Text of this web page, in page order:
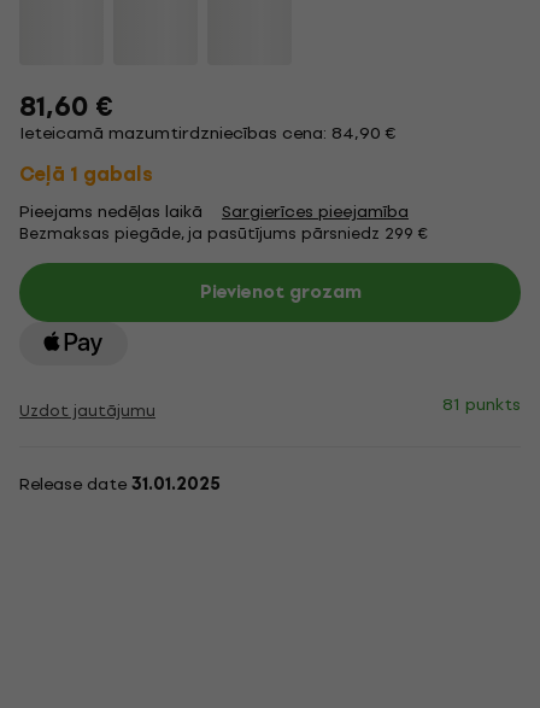
81,60 €
Ieteicamā mazumtirdzniecības cena: 84,90 €
Ceļā 1 gabals
Pieejams nedēļas laikā Sargierīces pieejamība
Bezmaksas piegāde, ja pasūtījums pārsniedz 299 €
Pievienot grozam
Uzdot jautājumu 81 punkts
Release date31.01.2025